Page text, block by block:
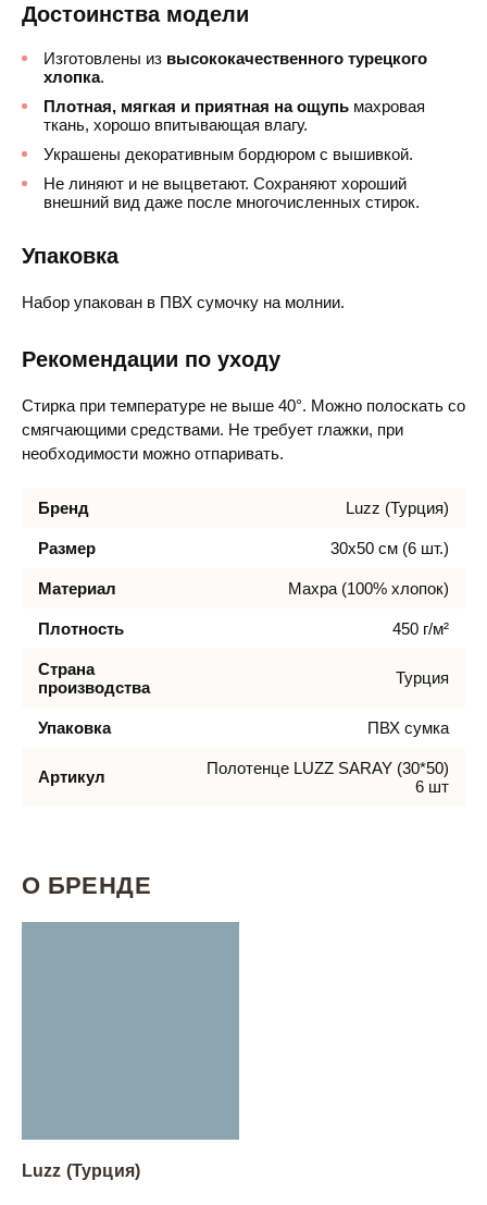
Достоинства модели
Изготовлены из высококачественного турецкого
хлопка.
Плотная, мягкая и приятная на ощупь махровая
ткань, хорошо впитывающая влагу.
Украшены декоративным бордюром с вышивкой.
Не линяют и не выцветают. Сохраняют хороший
внешний вид даже после многочисленных стирок.
Упаковка
Набор упакован в ПВХ сумочку на молнии.
Рекомендации по уходу
Стирка при температуре не выше 40°. Можно полоскать со
смягчающими средствами. Не требует глажки, при
необходимости можно отпаривать.
Бренд Luzz (Турция)
Размер 30х50 см (6 шт.)
Материал Махра (100% хлопок)
Плотность 450 г/м²
Страна
производства
Турция
Упаковка ПВХ сумка
Артикул
Полотенце LUZZ SARAY (30*50)
6 шт
О БРЕНДЕ
Luzz (Турция)